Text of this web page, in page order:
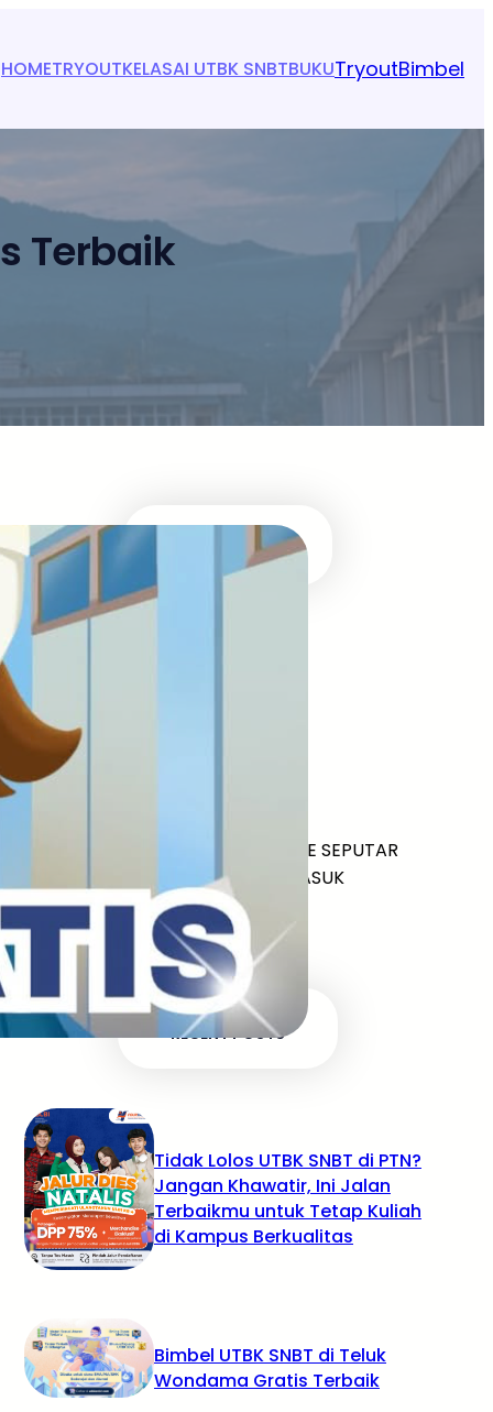
HOMETRYOUTKELASAI UTBK SNBTBUKUTryoutBimbel
Terbaik
Masuk Univ Impian
MEDIA INFOMRASI TERUPDATE SEPUTAR
KAMPUS DAN UJIAN MASUK
Twitter YouTube LinkedIn
RECENT POSTS
Tidak Lolos UTBK SNBT di PTN?
Jangan Khawatir, Ini Jalan
Terbaikmu untuk Tetap Kuliah
di Kampus Berkualitas
Bimbel UTBK SNBT di Teluk
Wondama Gratis Terbaik